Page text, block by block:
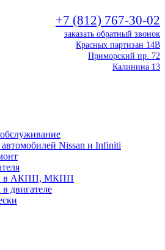
+7 (812) 767-30-02
заказать обратный звонок
Красных партизан 14В
Приморский пр. 72
Калинина 13
Nissan и Infiniti
в АКПП, МКПП
двигателе